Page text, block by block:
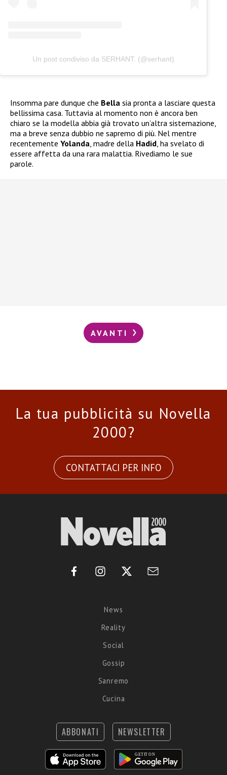
Un post condiviso da SERHANT. (@serhant)
Insomma pare dunque che Bella sia pronta a lasciare questa
bellissima casa. Tuttavia al momento non è ancora ben
chiaro se la modella abbia già trovato un’altra sistemazione,
ma a breve senza dubbio ne sapremo di più. Nel mentre
recentemente Yolanda , madre della Hadid , ha svelato di
essere affetta da una rara malattia. Rivediamo le sue
parole.
AVANTI
La tua pubblicità su Novella
2000?
CONTATTACI PER INFO
News
Reality
Social
Gossip
Sanremo
Cucina
ABBONATI NEWSLETTER